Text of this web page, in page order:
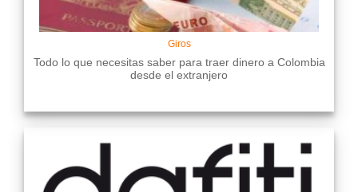
Giros
Todo lo que necesitas saber para traer dinero a Colombia
desde el extranjero